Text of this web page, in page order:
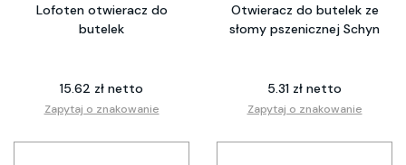
Lofoten otwieracz do
butelek
15.62 zł netto
Zapytaj o znakowanie
Otwieracz do butelek ze
słomy pszenicznej Schyn
5.31 zł netto
Zapytaj o znakowanie